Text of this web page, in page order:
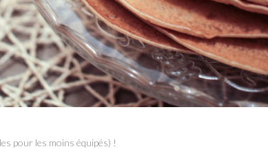
pour les moins équipés) !